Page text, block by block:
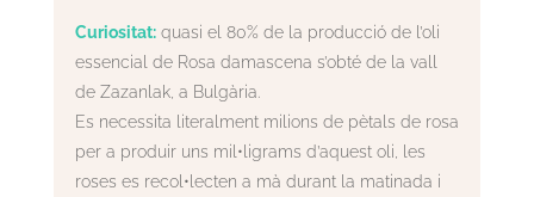
Curiositat: quasi el 80% de la producció de l’oli
essencial de Rosa damascena s’obté de la vall
de Zazanlak, a Bulgària.
Es necessita literalment milions de pètals de rosa
per a produir uns mil•ligrams d’aquest oli, les
roses es recol•lecten a mà durant la matinada i